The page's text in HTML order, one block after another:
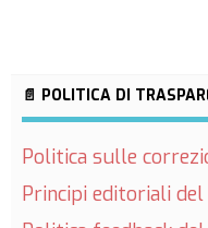
📄 POLITICA DI
Politica sulle
Principi editoriali